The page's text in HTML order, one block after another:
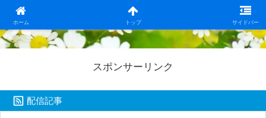
ホーム トップ サイドバー
日本第一！ニュース録
スポンサーリンク
配信記事